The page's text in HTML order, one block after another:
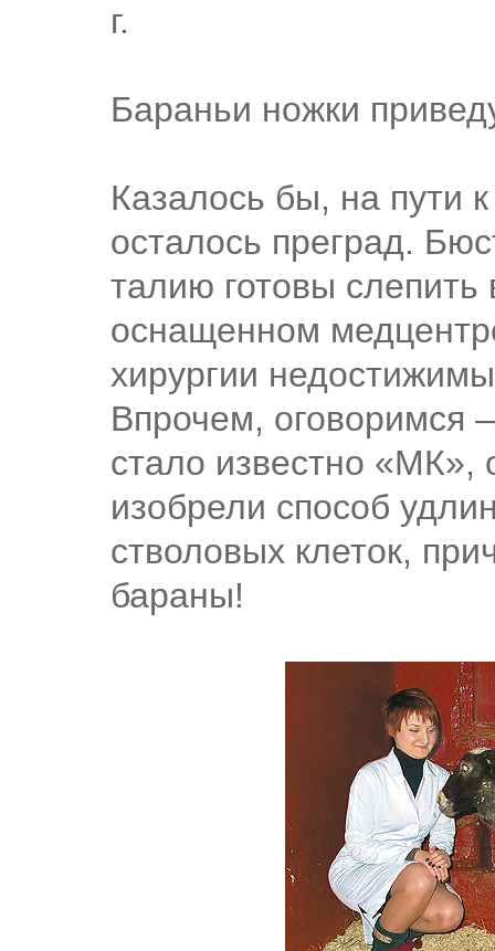
г.
Бараньи ножки
Казалось бы, на пути
осталось преград.
талию готовы
оснащенном
хирургии
Впрочем, оговоримся
стало известно «МК»,
изобрели способ
стволовых клеток,
бараны!